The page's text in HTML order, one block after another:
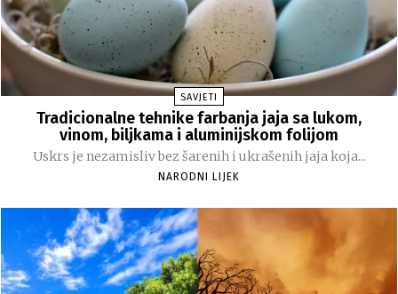
SAVJETI
Tradicionalne tehnike farbanja jaja sa lukom,
vinom, biljkama i aluminijskom folijom
Uskrs je nezamisliv bez šarenih i ukrašenih jaja koja...
NARODNI LIJEK